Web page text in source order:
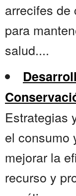
arrecifes de
para
salud....
Estrategias
el consumo
mejorar la
recurso y